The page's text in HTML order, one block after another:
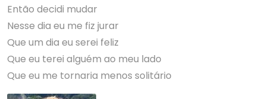
Então decidi mudar
Nesse dia eu me fiz jurar
Que um dia eu serei feliz
Que eu terei alguém ao meu lado
Que eu me tornaria menos solitário